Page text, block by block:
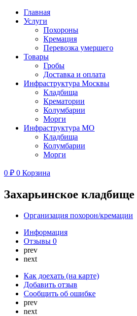
Главная
Услуги
Похороны
Кремация
Перевозка умершего
Товары
Гробы
Доставка и оплата
Инфраструктура Москвы
Кладбища
Крематории
Колумбарии
Морги
Инфраструктура МО
Кладбища
Колумбарии
Морги
0 ₽ 0 Корзина
Захарьинское
Организация похорон/кремации
Информация
Отзывы 0
prev
next
Как доехать (на карте)
Добавить отзыв
Сообщить об ошибке
prev
next